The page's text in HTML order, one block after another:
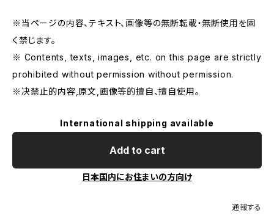
※当ページの内容、テキスト、画像等の無断転載・無断使用を固
く禁じます。
※ Contents, texts, images, etc. on this page are strictly
prohibited without permission without permission.
※决禁止的内容,原文,画像等的擅自、擅自使用。
International shipping available
Add to cart
日本国内にお住まいの方向け
通報する